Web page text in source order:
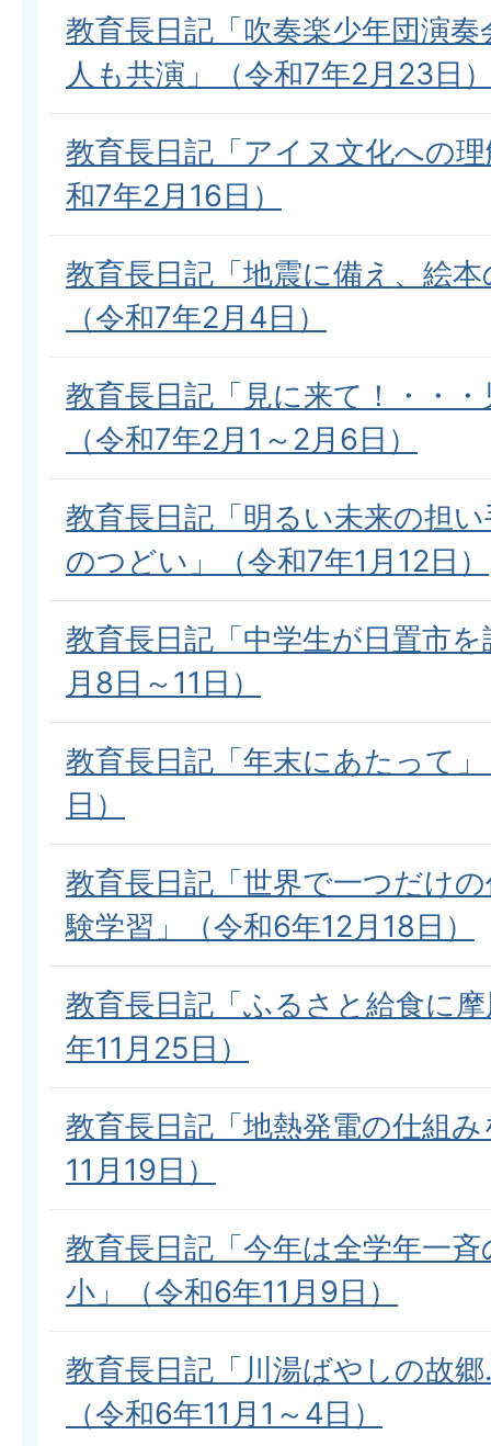
教育長日記「吹奏楽少年団演
人も共演」（令和7年2月23日
教育長日記「アイヌ文化への
和7年2月16日）
教育長日記「地震に備え、絵
（令和7年2月4日）
教育長日記「見に来て！・・
（令和7年2月1～2月6日）
教育長日記「明るい未来の担
のつどい」（令和7年1月12日）
教育長日記「中学生が日置市
月8日～11日）
教育長日記「年末にあたって
日）
教育長日記「世界で一つだけ
験学習」（令和6年12月18日）
教育長日記「ふるさと給食に
年11月25日）
教育長日記「地熱発電の仕組
11月19日）
教育長日記「今年は全学年一
小」（令和6年11月9日）
教育長日記「川湯ばやしの故
（令和6年11月1～4日）